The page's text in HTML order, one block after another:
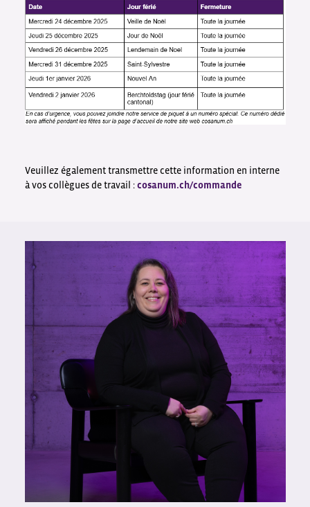
Veuillez également transmettre cette information en interne
à vos collègues de travail :cosanum.ch/commande